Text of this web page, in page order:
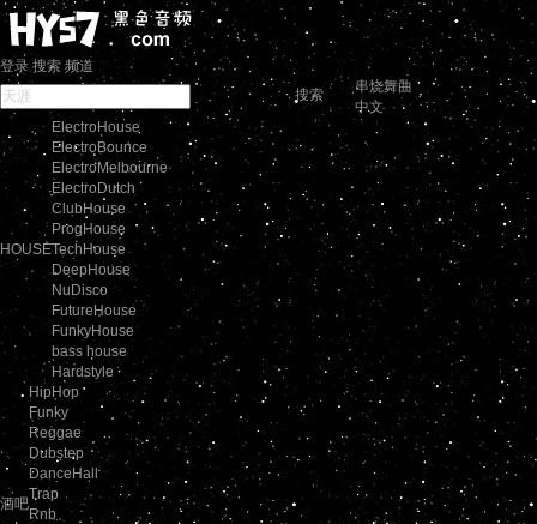
登录 搜索 频道
搜索
串烧舞曲
中文
HOUSE
ElectroHouse
ElectroBounce
ElectroMelbourne
ElectroDutch
ClubHouse
ProgHouse
TechHouse
DeepHouse
NuDisco
FutureHouse
FunkyHouse
bass house
Hardstyle
酒吧
HipHop
Funky
Reggae
Dubstep
DanceHall
Trap
Rnb